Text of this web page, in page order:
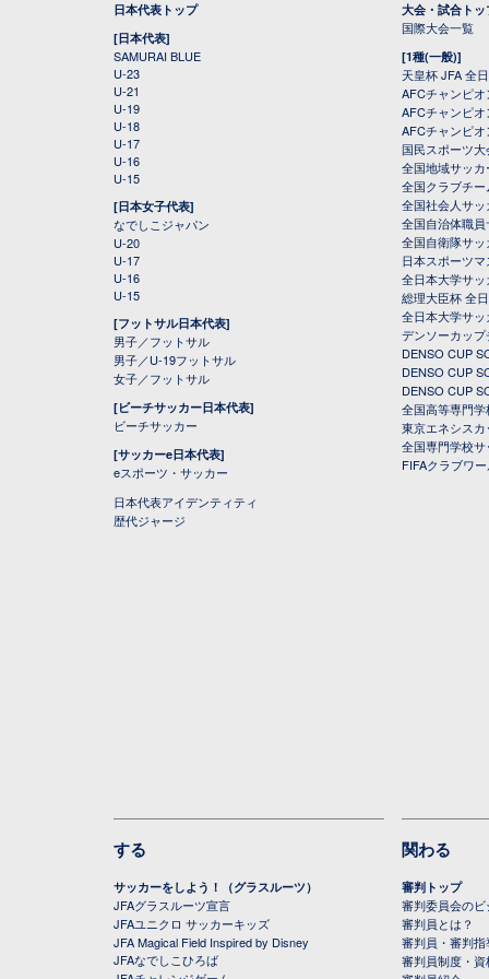
日本代表トップ
[日本代表]
SAMURAI BLUE
U-23
U-21
U-19
U-18
U-17
U-16
U-15
[日本女子代表]
なでしこジャパン
U-20
U-17
U-16
U-15
[フットサル日本代表]
男子／フットサル
男子／U-19フットサル
女子／フットサル
[ビーチサッカー日本代表]
ビーチサッカー
[サッカーe日本代表]
eスポーツ・サッカー
日本代表アイデンティティ
歴代ジャージ
大会・試合トッ
国際大会一覧
[1種(一般)]
天皇杯 JFA 全
AFCチャンピ
AFCチャンピ
AFCチャンピ
国民スポーツ
全国地域サッ
全国クラブチ
全国社会人サ
全国自治体職
全国自衛隊サ
日本スポーツ
全日本大学サ
総理大臣杯 全
全日本大学サ
デンソーカッ
DENSO CUP
DENSO CUP
DENSO CUP
全国高等専門
東京エネシス
全国専門学校
FIFAクラブワ
する
サッカーをしよう！（グラスルーツ）
JFAグラスルーツ宣言
JFAユニクロ サッカーキッズ
JFA Magical Field Inspired by Disney
JFAなでしこひろば
関わる
審判トップ
審判委員会の
審判員とは？
審判員・審判指
審判員制度・資